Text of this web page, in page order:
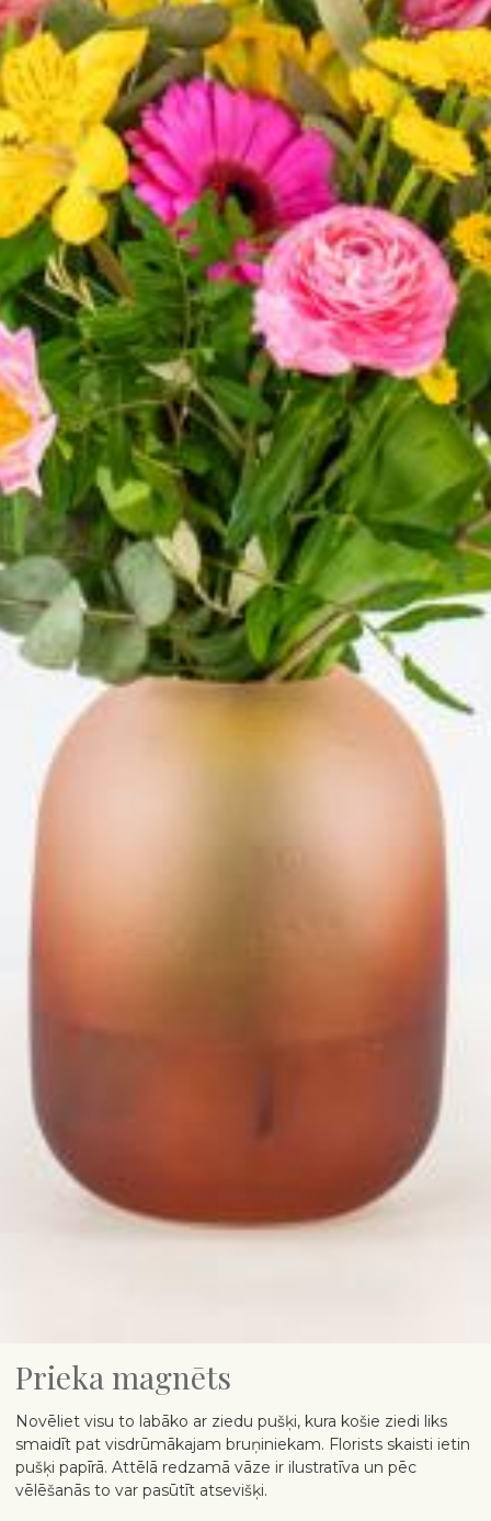
Prieka magnēts
Novēliet visu to labāko ar ziedu pušķi, kura košie ziedi liks
smaidīt pat visdrūmākajam bruņiniekam. Florists skaisti ietin
pušķi papīrā. Attēlā redzamā vāze ir ilustratīva un pēc
vēlēšanās to var pasūtīt atsevišķi.